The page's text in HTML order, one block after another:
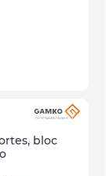
bloc